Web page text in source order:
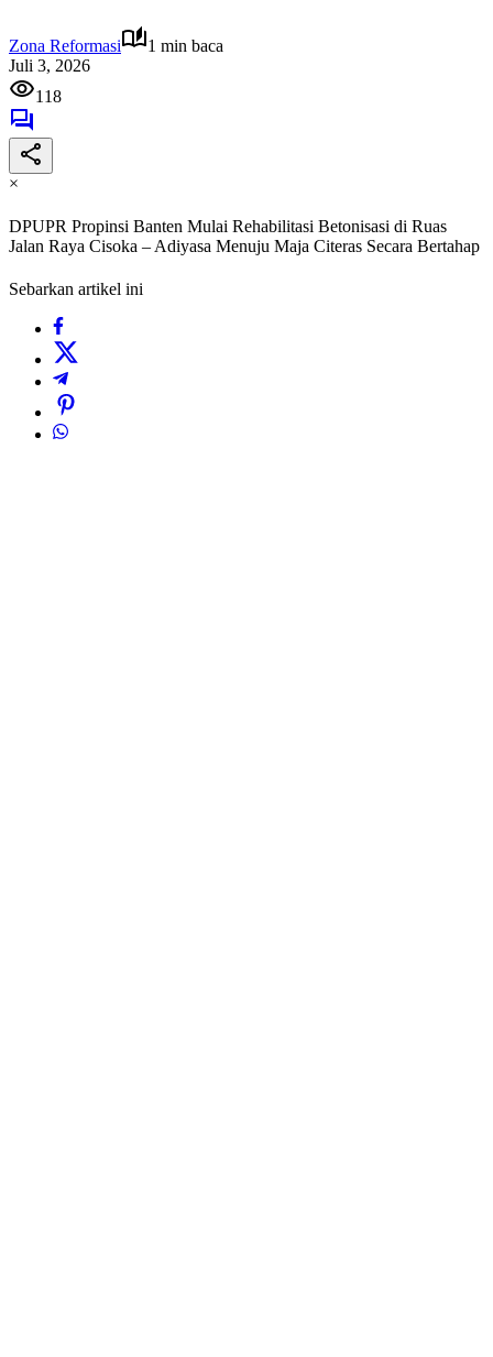
Zona Reformasi
1 min baca
Juli 3, 2026
118
×
DPUPR Propinsi Banten Mulai Rehabilitasi Betonisasi di Ruas
Jalan Raya Cisoka – Adiyasa Menuju Maja Citeras Secara Bertahap
Sebarkan artikel ini